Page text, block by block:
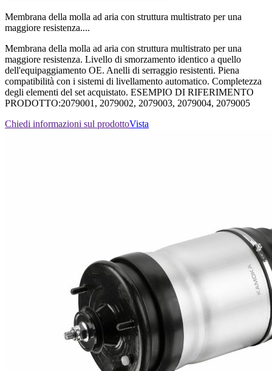
Membrana della molla ad aria con struttura multistrato per una
maggiore resistenza....
Membrana della molla ad aria con struttura multistrato per una
maggiore resistenza. Livello di smorzamento identico a quello
dell'equipaggiamento OE. Anelli di serraggio resistenti. Piena
compatibilità con i sistemi di livellamento automatico. Completezza
degli elementi del set acquistato. ESEMPIO DI RIFERIMENTO
PRODOTTO:2079001, 2079002, 2079003, 2079004, 2079005
Chiedi informazioni sul prodottoVista